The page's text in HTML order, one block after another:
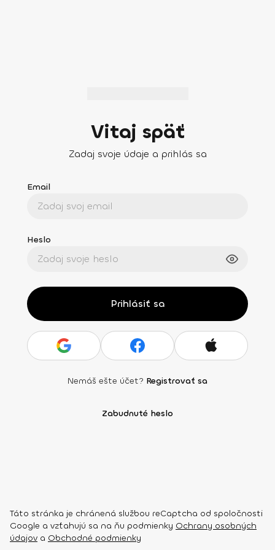
Vitaj späť
Zadaj svoje údaje a prihlás sa
Email
Heslo
Prihlásiť sa
Nemáš ešte účet? Registrovať sa
Zabudnuté heslo
Táto stránka je chránená službou reCaptcha od spoločnosti
Google a vzťahujú sa na ňu podmienky Ochrany osobných
údajov a Obchodné podmienky